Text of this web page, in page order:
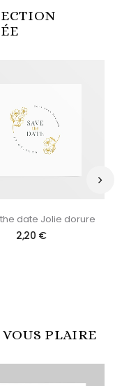
date Jolie dorure
2,20 €
PLAIRE